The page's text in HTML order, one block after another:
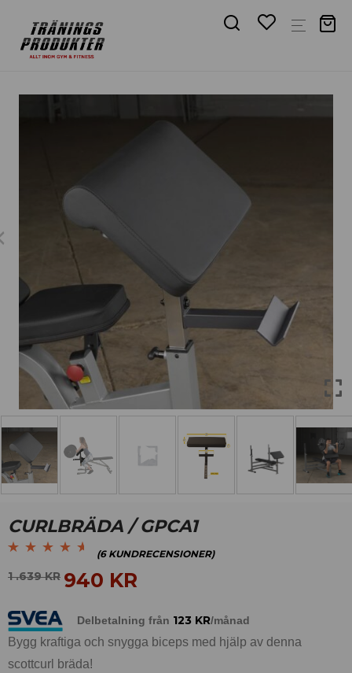
CURLBRÄDA / GPCA1
av 5 baserat på
kundrecensioner
(6KUNDRECENSIONER)
1 .639KR 940 KR
Delbetalning från 123 KR/månad
Bygg kraftiga och snygga biceps med hjälp av denna
scottcurl bräda!